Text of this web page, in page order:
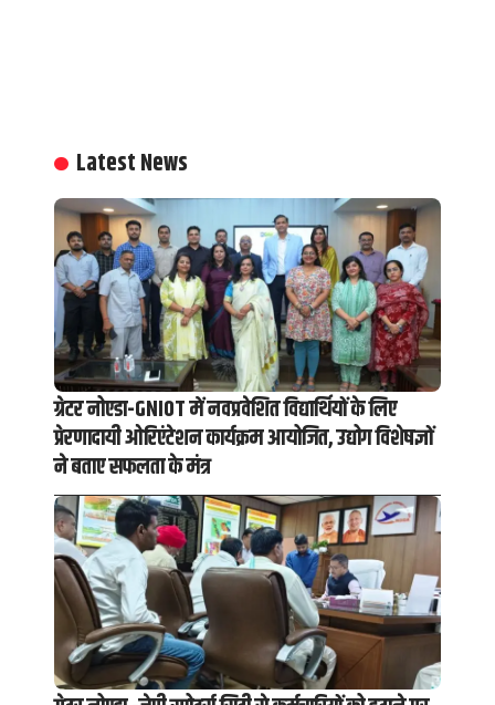
Latest News
ग्रेटर नोएडा-GNIOT में नवप्रवेशित विद्यार्थियों के लिए
प्रेरणादायी ओरिएंटेशन कार्यक्रम आयोजित, उद्योग विशेषज्ञों
ने बताए सफलता के मंत्र